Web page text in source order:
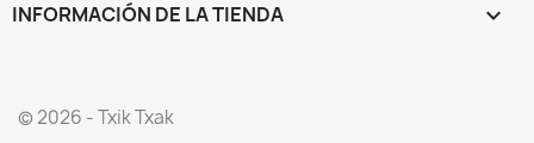
INFORMACIÓN DE LA TIENDA keyboard_arrow_down
© 2026 - Txik Txak